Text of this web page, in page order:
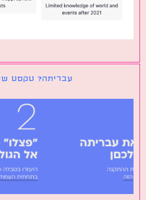
עבריתה? טקסט שיוצר